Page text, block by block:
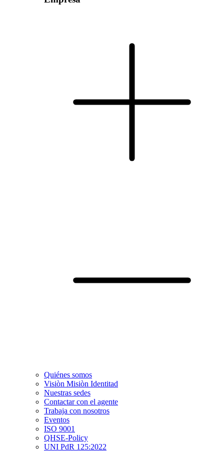
Quiénes somos
Visiòn Misiòn Identitad
Nuestras sedes
Contactar con el agente
Trabaja con nosotros
Eventos
ISO 9001
QHSE-Policy
UNI PdR 125:2022